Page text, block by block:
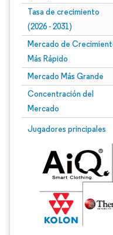
Tasa de crecimiento
(2026 - 2031)
Mercado de
Más Rápido
Mercado Más Grande
Concentración del
Mercado
Jugadores principales
Imagen © Mordor